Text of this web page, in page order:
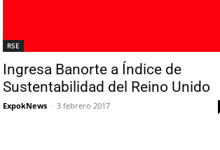
RSE
Ingresa Banorte a Índice de
Sustentabilidad del Reino Unido
ExpokNews - 3 febrero 2017